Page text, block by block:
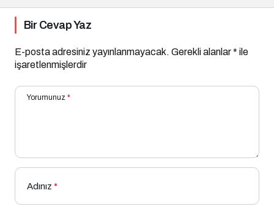
Bir Cevap Yaz
E-posta adresiniz yayınlanmayacak. Gerekli alanlar* ile
işaretlenmişlerdir
Yorumunuz *
Adınız *